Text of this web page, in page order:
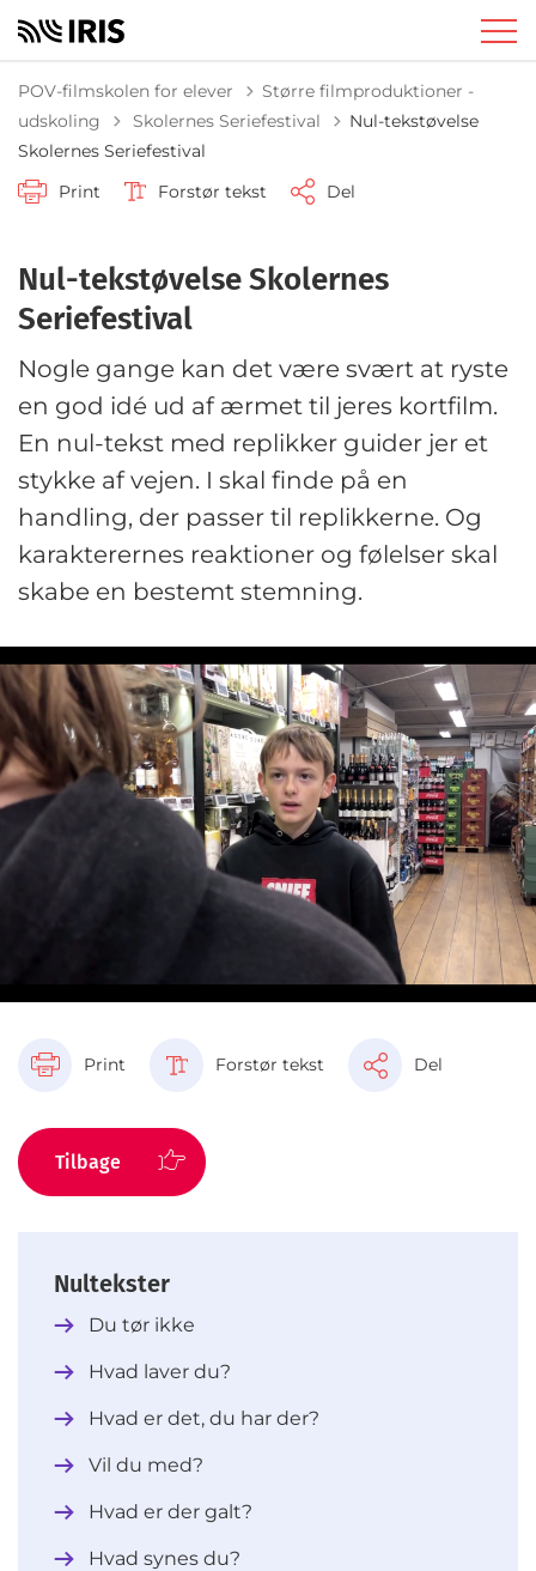
POV-filmskolen for elever
Større filmproduktioner -
udskoling
Tilbage til
Skolernes Seriefestival
Nul-tekstøvelse
Skolernes Seriefestival
Print
Forstør tekst Del
Nul-tekstøvelse Skolernes
Seriefestival
Nogle gange kan det være svært at ryste
en god idé ud af ærmet til jeres kortfilm.
En nul-tekst med replikker guider jer et
stykke af vejen. I skal finde på en
handling, der passer til replikkerne. Og
karakterernes reaktioner og følelser skal
skabe en bestemt stemning.
Print Forstør tekst Del
Tilbage
Nultekster
Du tør ikke
Hvad laver du?
Hvad er det, du har der?
Vil du med?
Hvad er der galt?
Hvad synes du?